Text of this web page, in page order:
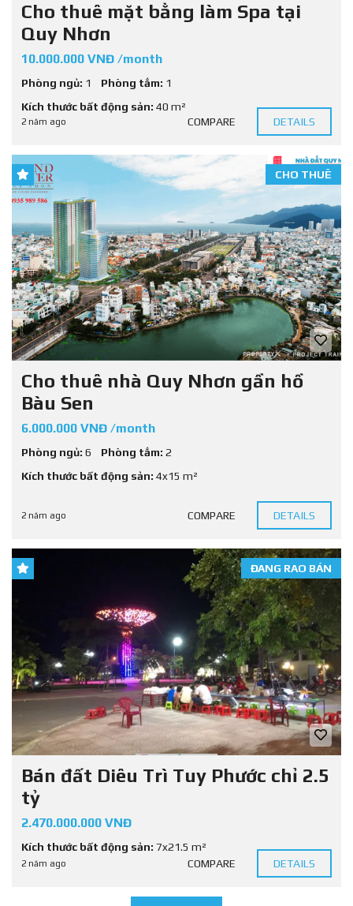
Cho thuê mặt bằng làm Spa tại
Quy Nhơn
10.000.000 VNĐ /month
Phòng ngủ: 1 Phòng tắm: 1
Kích thước bất động sản: 40 m²
2 năm ago COMPARE DETAILS
CHO THUÊ
Cho thuê nhà Quy Nhơn gần hồ
Bàu Sen
6.000.000 VNĐ /month
Phòng ngủ: 6 Phòng tắm: 2
Kích thước bất động sản: 4x15 m²
2 năm ago COMPARE DETAILS
ĐANG RAO BÁN
Bán đất Diêu Trì Tuy Phước chỉ 2.5
tỷ
2.470.000.000 VNĐ
Kích thước bất động sản: 7x21.5 m²
2 năm ago COMPARE DETAILS